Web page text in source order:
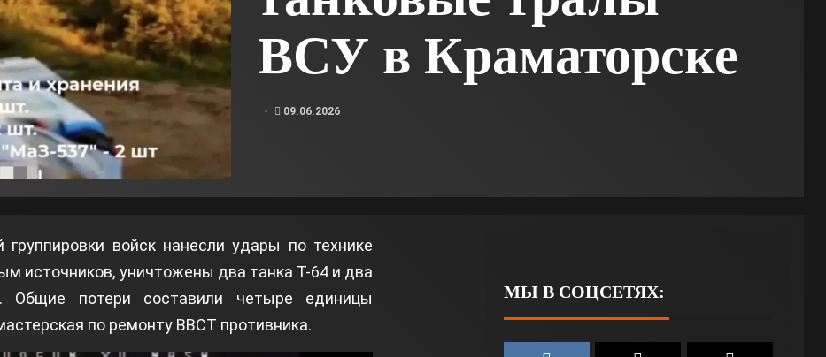
ВСУ в Краматорске
09.06.2026
войск нанесли удары по технике
источников, уничтожены два танка Т-64 и два
Общие потери составили четыре единицы
по ремонту ВВСТ противника.
МЫ В СОЦСЕТЯХ: